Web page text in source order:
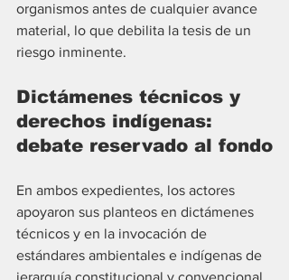
organismos antes de cualquier avance
material, lo que debilita la tesis de un
riesgo inminente.
Dictámenes técnicos y
derechos indígenas:
debate reservado al fondo
En ambos expedientes, los actores
apoyaron sus planteos en dictámenes
técnicos y en la invocación de
estándares ambientales e indígenas de